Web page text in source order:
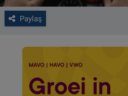
Paylaş